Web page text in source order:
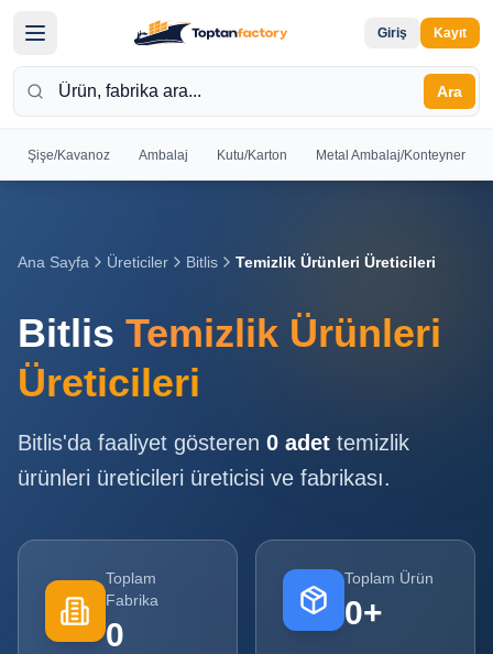
Giriş Kayıt
Ara
Şişe/Kavanoz Ambalaj Kutu/Karton Metal Ambalaj/Konteyner
Giriş yapın
Giriş
Yap
Ol
Sayfa
Tüm
Ürünler
Ana Sayfa Üreticiler Bitlis Temizlik Ürünleri Üreticileri
Bitlis Temizlik Ürünleri
Üreticileri
Bitlis'da faaliyet gösteren 0 adet temizlik
ürünleri üreticileri üreticisi ve fabrikası.
Toplam
Fabrika
0
Toplam Ürün
0+